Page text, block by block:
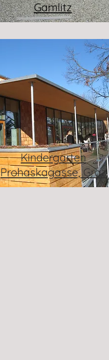
Gamlitz
Kindergarten
Prohaskagasse, Graz